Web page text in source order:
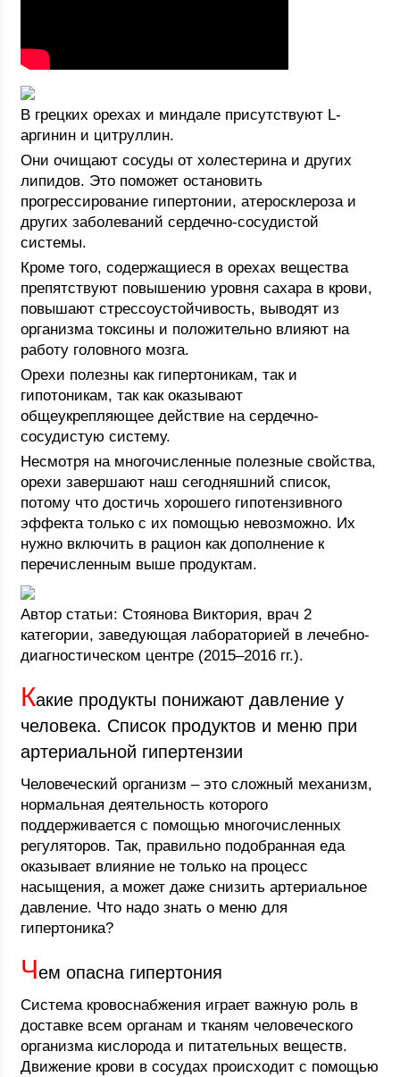
В грецких орехах и миндале присутствуют L-
аргинин и цитруллин.
Они очищают сосуды от холестерина и других
липидов. Это поможет остановить
прогрессирование гипертонии, атеросклероза и
других заболеваний сердечно-сосудистой
системы.
Кроме того, содержащиеся в орехах вещества
препятствуют повышению уровня сахара в крови,
повышают стрессоустойчивость, выводят из
организма токсины и положительно влияют на
работу головного мозга.
Орехи полезны как гипертоникам, так и
гипотоникам, так как оказывают
общеукрепляющее действие на сердечно-
сосудистую систему.
Несмотря на многочисленные полезные свойства,
орехи завершают наш сегодняшний список,
потому что достичь хорошего гипотензивного
эффекта только с их помощью невозможно. Их
нужно включить в рацион как дополнение к
перечисленным выше продуктам.
Автор статьи: Стоянова Виктория, врач 2
категории, заведующая лабораторией в лечебно-
диагностическом центре (2015–2016 гг.).
Какие продукты понижают давление у
человека. Список продуктов и меню при
артериальной гипертензии
Человеческий организм – это сложный механизм,
нормальная деятельность которого
поддерживается с помощью многочисленных
регуляторов. Так, правильно подобранная еда
оказывает влияние не только на процесс
насыщения, а может даже снизить артериальное
давление. Что надо знать о меню для
гипертоника?
Чем опасна гипертония
Система кровоснабжения играет важную роль в
доставке всем органам и тканям человеческого
организма кислорода и питательных веществ.
Движение крови в сосудах происходит с помощью